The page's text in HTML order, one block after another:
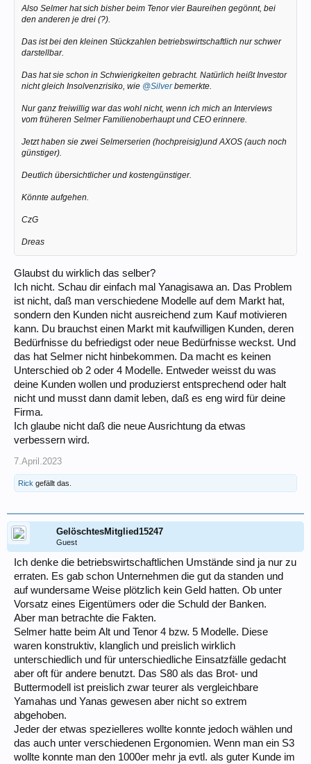
Also Selmer hat sich bisher beim Tenor vier Baureihen gegönnt, bei
den anderen je drei (?).
Das ist bei den kleinen Stückzahlen betriebswirtschaftlich nur schwer
darstellbar.
Das hat sie schon in Schwierigkeiten gebracht. Natürlich heißt Investor
nicht gleich Insolvenzrisiko, wie @Silverbemerkte.
Nur ganz freiwillig war das wohl nicht, wenn ich mich an Interviews
vom früheren Selmer Familienoberhaupt und CEO erinnere.
Jetzt haben sie zwei Selmerserien (hochpreisig)und AXOS (auch noch
günstiger).
Deutlich übersichtlicher und kostengünstiger.
Könnte aufgehen.
CzG
Dreas
Glaubst du wirklich das selber?
Ich nicht. Schau dir einfach mal Yanagisawa an. Das Problem
ist nicht, daß man verschiedene Modelle auf dem Markt hat,
sondern den Kunden nicht ausreichend zum Kauf motivieren
kann. Du brauchst einen Markt mit kaufwilligen Kunden, deren
Bedürfnisse du befriedigst oder neue Bedürfnisse weckst. Und
das hat Selmer nicht hinbekommen. Da macht es keinen
Unterschied ob 2 oder 4 Modelle. Entweder weisst du was
deine Kunden wollen und produzierst entsprechend oder halt
nicht und musst dann damit leben, daß es eng wird für deine
Firma.
Ich glaube nicht daß die neue Ausrichtung da etwas
verbessern wird.
7.April.2023
Rick gefällt das.
GelöschtesMitglied15247
Guest
Ich denke die betriebswirtschaftlichen Umstände sind ja nur zu
erraten. Es gab schon Unternehmen die gut da standen und
auf wundersame Weise plötzlich kein Geld hatten. Ob unter
Vorsatz eines Eigentümers oder die Schuld der Banken.
Aber man betrachte die Fakten.
Selmer hatte beim Alt und Tenor 4 bzw. 5 Modelle. Diese
waren konstruktiv, klanglich und preislich wirklich
unterschiedlich und für unterschiedliche Einsatzfälle gedacht
aber oft für andere benutzt. Das S80 als das Brot- und
Buttermodell ist preislich zwar teurer als vergleichbare
Yamahas und Yanas gewesen aber nicht so extrem
abgehoben.
Jeder der etwas spezielleres wollte konnte jedoch wählen und
das auch unter verschiedenen Ergonomien. Wenn man ein S3
wollte konnte man den 1000er mehr ja evtl. als guter Kunde im